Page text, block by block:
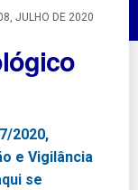
JULHO DE 2020
2020,
e Vigilância
se